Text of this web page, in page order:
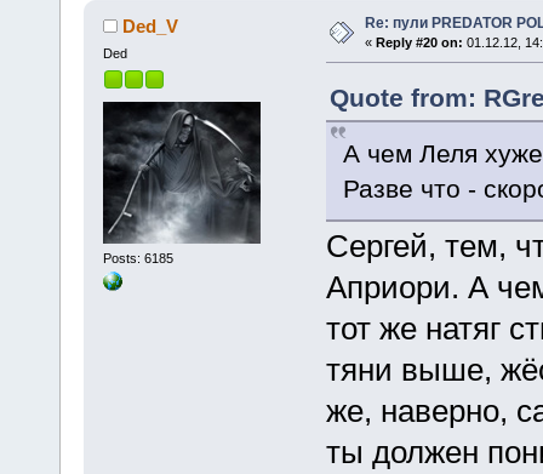
Ded_V
Ded
Posts: 6185
Re: пули PREDATOR
« Reply #20 on: 01.12.12,
Quote from:
А чем Леля
Разве что -
Сергей, тем,
Априори. А
тот же натяг
тяни выше,
же, наверно,
ты должен